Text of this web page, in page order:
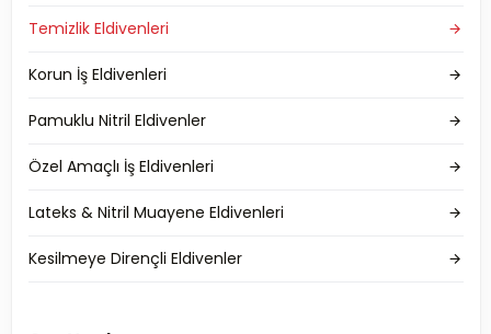
Temizlik Eldivenleri
Korun İş Eldivenleri
Pamuklu Nitril Eldivenler
Özel Amaçlı İş Eldivenleri
Lateks & Nitril Muayene Eldivenleri
Kesilmeye Dirençli Eldivenler